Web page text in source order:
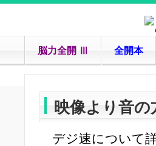
脳力全開 Ⅲ 全開本
映像より音の
デジ速について